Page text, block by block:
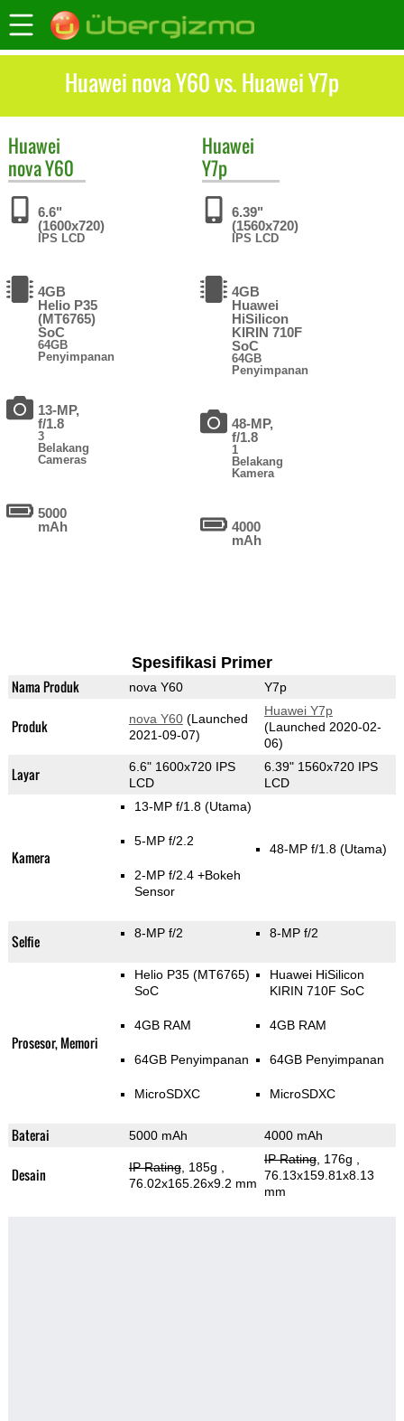
Huawei nova Y60 vs. Huawei Y7p
Huawei
nova Y60
6.6"
(1600x720)
IPS LCD
4GB
Helio P35
(MT6765)
SoC
64GB
Penyimpanan
13-MP,
f/1.8
3
Belakang
Cameras
5000
mAh
Huawei
Y7p
6.39"
(1560x720)
IPS LCD
4GB
Huawei
HiSilicon
KIRIN 710F
SoC
64GB
Penyimpanan
48-MP,
f/1.8
1
Belakang
Kamera
4000
mAh
Spesifikasi Primer
Nama Produk nova Y60 Y7p
Produk nova Y60(Launched
2021-09-07)
Huawei Y7p
(Launched 2020-02-
06)
Layar
6.6" 1600x720 IPS
LCD
6.39" 1560x720 IPS
LCD
Kamera
13-MP f/1.8 (Utama)
5-MP f/2.2
2-MP f/2.4 +Bokeh
Sensor
48-MP f/1.8 (Utama)
Selfie 8-MP f/2 8-MP f/2
Prosesor, Memori
Helio P35 (MT6765)
SoC
4GB RAM
64GB Penyimpanan
MicroSDXC
Huawei HiSilicon
KIRIN 710F SoC
4GB RAM
64GB Penyimpanan
MicroSDXC
Baterai 5000 mAh 4000 mAh
Desain IP Rating, 185g
76.02x165.26x9.2 mm
IP Rating, 176g
76.13x159.81x8.13
mm